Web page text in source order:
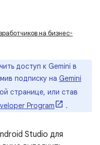
на бизнес-
доступ к Gemini в
подписку на Gemini
странице, или став
Program .
Studio для